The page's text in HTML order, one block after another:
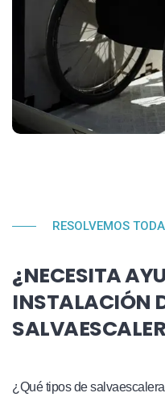
RESOLVEMOS
¿NECESITA
INSTALACIÓN
¿Qué tipos de